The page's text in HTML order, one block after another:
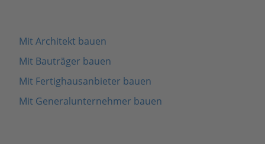
Mit Architekt bauen
Mit Bauträger bauen
Mit Fertighausanbieter bauen
Mit Generalunternehmer bauen